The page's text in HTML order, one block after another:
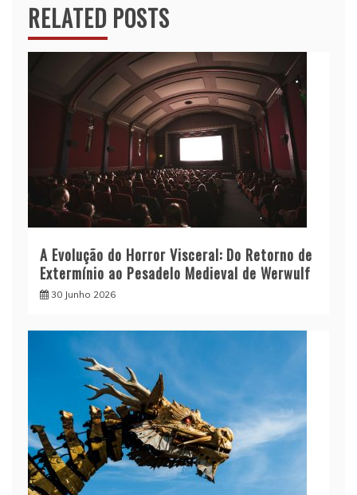
RELATED POSTS
A Evolução do Horror Visceral: Do Retorno de
Extermínio ao Pesadelo Medieval de Werwulf
30 Junho 2026